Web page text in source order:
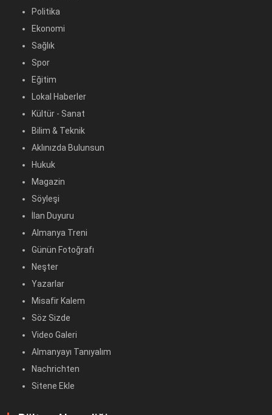
Politika
Ekonomi
Sağlık
Spor
Eğitim
Lokal Haberler
Kültür - Sanat
Bilim & Teknik
Aklınızda Bulunsun
Hukuk
Magazin
Söyleşi
İlan Duyuru
Almanya Treni
Günün Fotoğrafı
Neşter
Yazarlar
Misafir Kalem
Söz Sizde
Video Galeri
Almanyayı Tanıyalım
Nachrichten
Sitene Ekle